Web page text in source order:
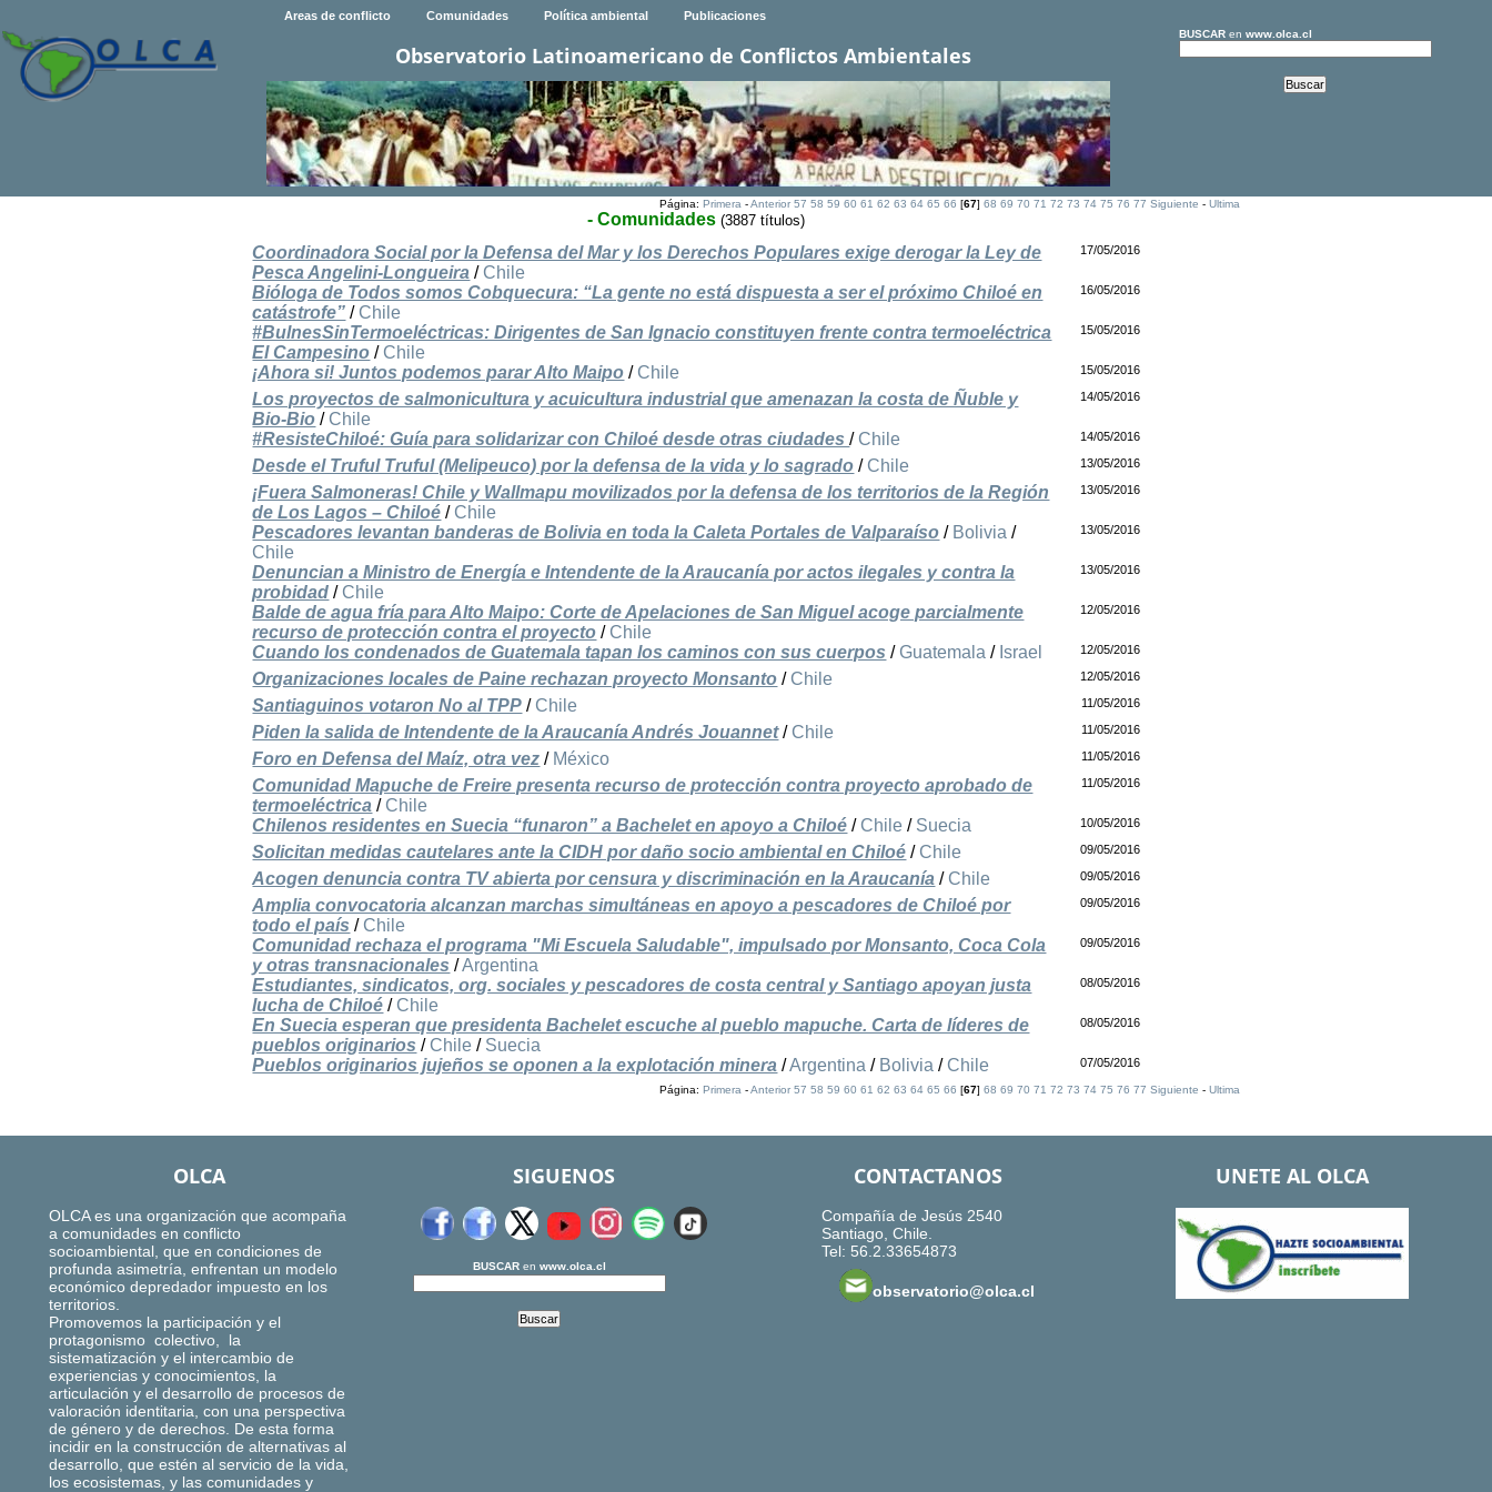
Areas de conflicto Comunidades Política ambiental Publicaciones
Observatorio Latinoamericano de Conflictos Ambientales
BUSCARen www.olca.cl
Página: Primera-Anterior 57 58 59 60 61 62 63 64 65 66 [67] 68 69 70 71 72 73 74 75 76 77 Siguiente - Ultima
- Comunidades (3887 títulos)
Coordinadora Social por la Defensa del Mar y los Derechos Populares exige derogar la Ley de
Pesca Angelini-Longueira / Chile
17/05/2016
Bióloga de Todos somos Cobquecura: “La gente no está dispuesta a ser el próximo Chiloé en
catástrofe” / Chile
16/05/2016
#BulnesSinTermoeléctricas: Dirigentes de San Ignacio constituyen frente contra termoeléctrica
El Campesino / Chile
15/05/2016
¡Ahora si! Juntos podemos parar Alto Maipo / Chile 15/05/2016
Los proyectos de salmonicultura y acuicultura industrial que amenazan la costa de Ñuble y
Bio-Bio / Chile
14/05/2016
#ResisteChiloé: Guía para solidarizar con Chiloé desde otras ciudades/ Chile 14/05/2016
Desde el Truful Truful (Melipeuco) por la defensa de la vida y lo sagrado / Chile 13/05/2016
¡Fuera Salmoneras! Chile y Wallmapu movilizados por la defensa de los territorios de la Región
de Los Lagos – Chiloé / Chile
13/05/2016
Pescadores levantan banderas de Bolivia en toda la Caleta Portales de Valparaíso / Bolivia /
Chile
13/05/2016
Denuncian a Ministro de Energía e Intendente de la Araucanía por actos ilegales y contra la
probidad / Chile
13/05/2016
Balde de agua fría para Alto Maipo: Corte de Apelaciones de San Miguel acoge parcialmente
recurso de protección contra el proyecto / Chile
12/05/2016
Cuando los condenados de Guatemala tapan los caminos con sus cuerpos / Guatemala / Israel 12/05/2016
Organizaciones locales de Paine rechazan proyecto Monsanto / Chile 12/05/2016
Santiaguinos votaron No al TPP / Chile 11/05/2016
Piden la salida de Intendente de la Araucanía Andrés Jouannet/ Chile 11/05/2016
Foro en Defensa del Maíz, otra vez / México 11/05/2016
Comunidad Mapuche de Freire presenta recurso de protección contra proyecto aprobado de
termoeléctrica / Chile
11/05/2016
Chilenos residentes en Suecia “funaron” a Bachelet en apoyo a Chiloé / Chile / Suecia 10/05/2016
Solicitan medidas cautelares ante la CIDH por daño socio ambiental en Chiloé / Chile 09/05/2016
Acogen denuncia contra TV abierta por censura y discriminación en la Araucanía / Chile 09/05/2016
Amplia convocatoria alcanzan marchas simultáneas en apoyo a pescadores de Chiloé por
todo el país / Chile
09/05/2016
Comunidad rechaza el programa "Mi Escuela Saludable", impulsado por Monsanto, Coca Cola
y otras transnacionales /Argentina
09/05/2016
Estudiantes, sindicatos, org. sociales y pescadores de costa central y Santiago apoyan justa
lucha de Chiloé / Chile
08/05/2016
En Suecia esperan que presidenta Bachelet escuche al pueblo mapuche. Carta de líderes de
pueblos originarios / Chile / Suecia
08/05/2016
Pueblos originarios jujeños se oponen a la explotación minera /Argentina / Bolivia / Chile 07/05/2016
Página: Primera-Anterior 57 58 59 60 61 62 63 64 65 66 [67] 68 69 70 71 72 73 74 75 76 77 Siguiente - Ultima
OLCA
OLCA es una organización que acompaña
a comunidades en conflicto
socioambiental, que en condiciones de
profunda asimetría, enfrentan un modelo
económico depredador impuesto en los
territorios.
Promovemos la participación y el
protagonismo colectivo, la
sistematización y el intercambio de
experiencias y conocimientos, la
articulación y el desarrollo de procesos de
valoración identitaria, con una perspectiva
de género y de derechos. De esta forma
incidir en la construcción de alternativas al
desarrollo, que estén al servicio de la vida,
los ecosistemas, y las comunidades y
SIGUENOS
BUSCARen www.olca.cl
CONTACTANOS
Compañía de Jesús 2540
Santiago, Chile.
Tel: 56.2.33654873
observatorio@olca.cl
UNETE AL OLCA